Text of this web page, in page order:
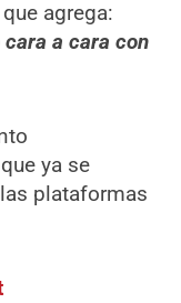
agrega:
cara a cara con
que ya se
plataformas